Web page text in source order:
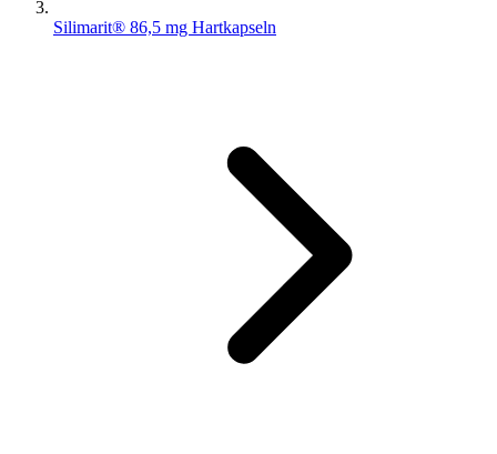
Silimarit® 86,5 mg Hartkapseln